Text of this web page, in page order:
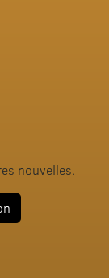
nouvelles.